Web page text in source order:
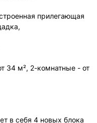
прилегающая
34 м², 2-комнатные - от
в себя 4 новых блока